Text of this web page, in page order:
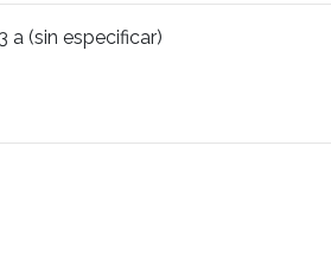
(sin especificar)